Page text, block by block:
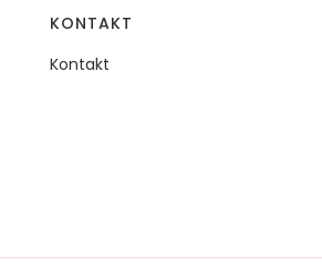
KONTAKT
Kontakt